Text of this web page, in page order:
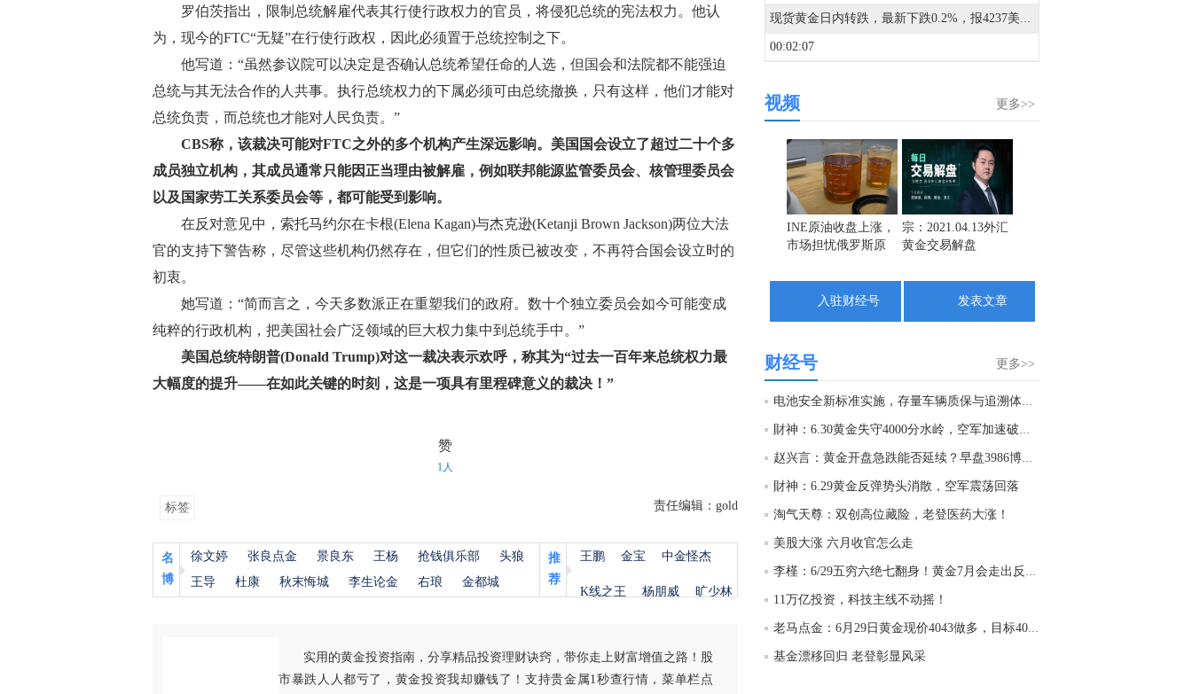
罗伯茨指出，限制总统解雇代表其行使行政权力的官员，将侵犯总统的宪法权力。他认
为，现今的FTC“无疑”在行使行政权，因此必须置于总统控制之下。
他写道：“虽然参议院可以决定是否确认总统希望任命的人选，但国会和法院都不能强迫
总统与其无法合作的人共事。执行总统权力的下属必须可由总统撤换，只有这样，他们才能对
总统负责，而总统也才能对人民负责。”
CBS称，该裁决可能对FTC之外的多个机构产生深远影响。美国国会设立了超过二十个多
成员独立机构，其成员通常只能因正当理由被解雇，例如联邦能源监管委员会、核管理委员会
以及国家劳工关系委员会等，都可能受到影响。
在反对意见中，索托马约尔在卡根(Elena Kagan)与杰克逊(Ketanji Brown Jackson)两位大法
官的支持下警告称，尽管这些机构仍然存在，但它们的性质已被改变，不再符合国会设立时的
初衷。
她写道：“简而言之，今天多数派正在重塑我们的政府。数十个独立委员会如今可能变成
纯粹的行政机构，把美国社会广泛领域的巨大权力集中到总统手中。”
美国总统特朗普(Donald Trump)对这一裁决表示欢呼，称其为“过去一百年来总统权力最
大幅度的提升——在如此关键的时刻，这是一项具有里程碑意义的裁决！”
赞
1人
标签 责任编辑：gold
名
博
徐文婷 张良点金 景良东 王杨 抢钱俱乐部
头狼
王导
杜康 秋末悔城 李生论金 右琅 金都城
推
荐
王鹏 金宝 中金怪杰
K线之王 杨朋威 旷少林
实用的黄金投资指南，分享精品投资理财诀窍，带你走上财富增值之路！股
市暴跌人人都亏了，黄金投资我却赚钱了！支持贵金属1秒查行情，菜单栏点
现货黄金日内转跌，最新下跌0.2%，报4237美元/盎司。
00:02:07
00:00:00
23:55:09
23:53:48
马斯克：我粗略估计，TeraFab的AI计算产出大约25%用于特斯拉(TSLA.O)Optimus，约75%用于人工智能航天器。
更多>>
视频
INE原油收盘上涨，
市场担忧俄罗斯原
宗：2021.04.13外汇
黄金交易解盘
入驻财经号 发表文章
更多>>
财经号
电池安全新标准实施，存量车辆质保与追溯体系如何完善
財神：6.30黄金失守4000分水岭，空军加速破新低
赵兴言：黄金开盘急跌能否延续？早盘3986博二次下跌延续！
財神：6.29黄金反弹势头消散，空军震荡回落
淘气天尊：双创高位藏险，老登医药大涨！
美股大涨 六月收官怎么走
李槿：6/29五穷六绝七翻身！黄金7月会走出反转大行情！
11万亿投资，科技主线不动摇！
老马点金：6月29日黄金现价4043做多，目标4080。
基金漂移回归 老登彰显风采